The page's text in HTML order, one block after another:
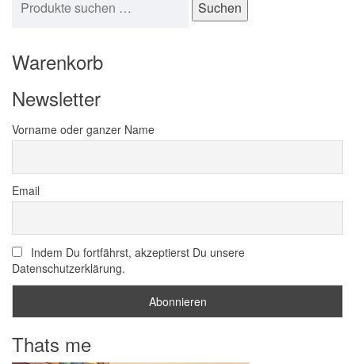
Suchen
Warenkorb
Newsletter
Vorname oder ganzer Name
Email
Indem Du fortfährst, akzeptierst Du unsere
Datenschutzerklärung.
Thats me